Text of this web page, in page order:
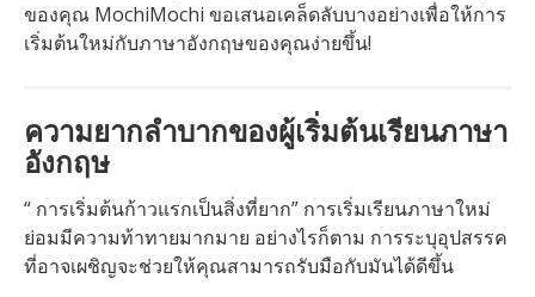
ของคุณ MochiMochi ขอเสนอเคล็ดลับบางอย่างเพื่อให้การ
เริ่มต้นใหม่กับภาษาอังกฤษของคุณง่ายขึ้น!
ความยากลำบากของผู้เริ่มต้นเรียนภาษา
อังกฤษ
“ การเริ่มต้นก้าวแรกเป็นสิ่งที่ยาก” การเริ่มเรียนภาษาใหม่
ย่อมมีความท้าทายมากมาย อย่างไรก็ตาม การระบุอุปสรรค
ที่อาจเผชิญจะช่วยให้คุณสามารถรับมือกับมันได้ดีขึ้น